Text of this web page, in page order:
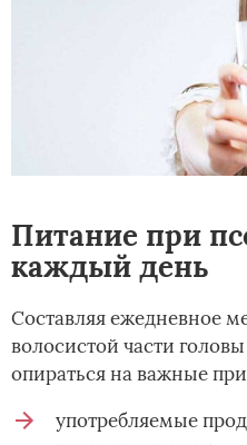
Питание при
каждый день
Составляя ежедневное
волосистой части
опираться на важные
употребляемые